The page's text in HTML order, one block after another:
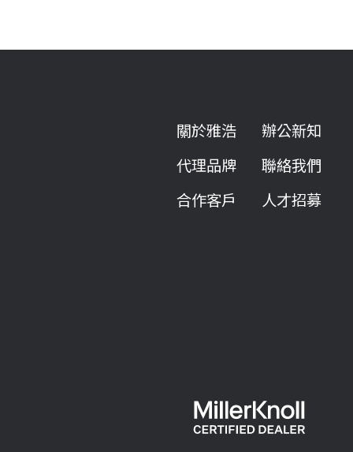
關於雅浩
代理品牌
合作客戶
辦公新知
聯絡我們
人才招募